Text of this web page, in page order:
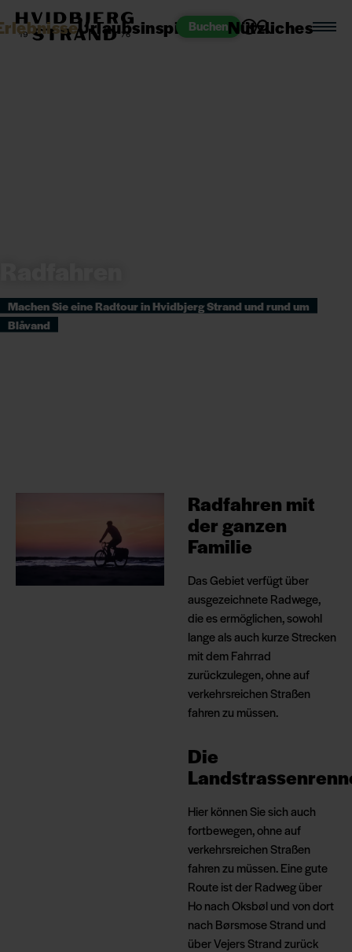
Buchen
UrlaubsinspirationNützliches
Machen Sie eine Radtour in Hvidbjerg Strand und rund um
Blåvand
Radfahren mit
der ganzen
Familie
Das Gebiet verfügt über
ausgezeichnete Radwege,
die es ermöglichen, sowohl
lange als auch kurze Strecken
mit dem Fahrrad
zurückzulegen, ohne auf
verkehrsreichen Straßen
fahren zu müssen.
Die
Hier können Sie sich auch
fortbewegen, ohne auf
verkehrsreichen Straßen
fahren zu müssen. Eine gute
Route ist der Radweg über
Ho nach Oksbøl und von dort
nach Børsmose Strand und
über Vejers Strand zurück